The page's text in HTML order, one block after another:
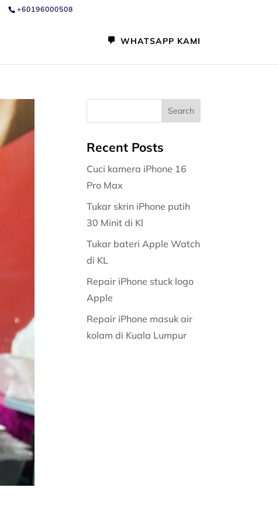
+60196000508
WHATSAPP KAMI
Recent Posts
Cuci kamera iPhone 16
Pro Max
Tukar skrin iPhone putih
30 Minit di Kl
Tukar bateri Apple Watch
di KL
Repair iPhone stuck logo
Apple
Repair iPhone masuk air
kolam di Kuala Lumpur